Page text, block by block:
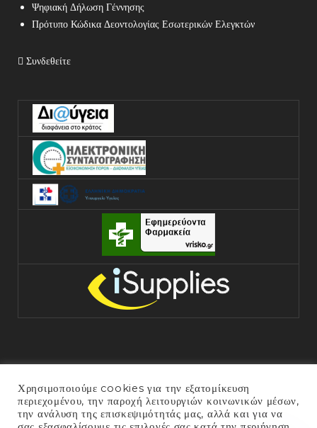
Ψηφιακή Δήλωση Γέννησης
Πρότυπο Κώδικα Δεοντολογίας Εσωτερικών Ελεγκτών
Συνδεθείτε
COPYRIGHT © 2025 ΓΕΝΙΚΌ ΝΟΣΟΚΟΜΕΊΟ ΆΡΤΑΣ. ALL RIGHTS
Χρησιμοποιούμε cookies για την εξατομίκευση
περιεχομένου, την παροχή λειτουργιών κοινωνικών μέσων,
την ανάλυση της επισκεψιμότητάς μας, αλλά και για να